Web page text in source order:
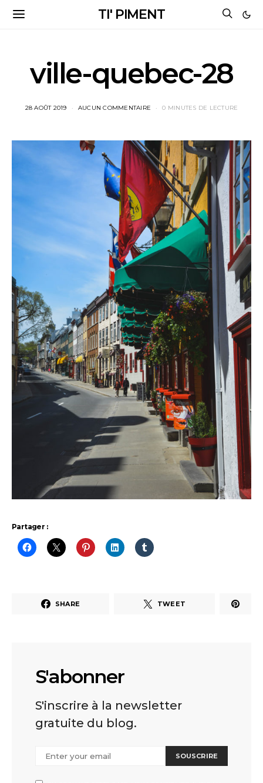
TI' PIMENT
ville-quebec-28
28 AOÛT 2019 AUCUN COMMENTAIRE 0 MINUTES DE LECTURE
Partager :
SHARE TWEET
S'abonner
S'inscrire à la newsletter
gratuite du blog.
SOUSCRIRE